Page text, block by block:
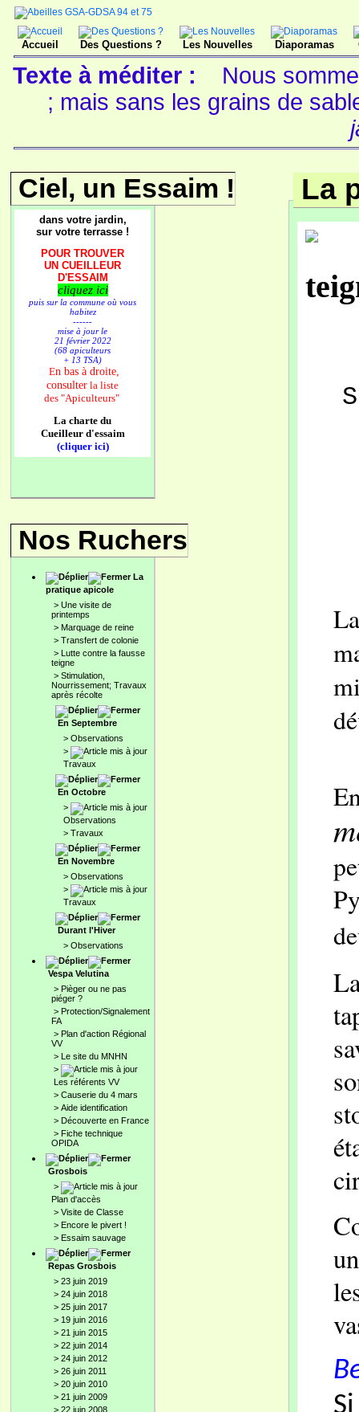
Accueil Des Questions ? Les Nouvelles Diaporamas
Texte à méditer :
Nous
; mais sans les grains de
Ciel, un Essaim !
dans votre jardin,
sur votre terrasse !
POUR TROUVER
UN CUEILLEUR
D'ESSAIM
cliquez ici
puis sur la commune où vous
habitez
------
mise à jour le
21 février 2022
(68 apiculteurs
+ 13 TSA)
En bas à droite,
consulter la liste
des "Apiculteurs"
La charte du
Cueilleur d'essaim
(cliquer ici)
Nos Ruchers
La
pratique apicole
> Une visite de
printemps
> Marquage de reine
> Transfert de colonie
> Lutte contre la fausse
teigne
> Stimulation,
Nourrissement; Travaux
après récolte
En Septembre
> Observations
>
Travaux
En Octobre
>
Observations
> Travaux
En Novembre
> Observations
>
Travaux
Durant l'Hiver
> Observations
Vespa Velutina
> Pièger ou ne pas
piéger ?
> Protection/Signalement
FA
> Plan d'action Régional
VV
> Le site du MNHN
>
Les référents VV
> Causerie du 4 mars
> Aide identification
> Découverte en France
> Fiche technique
OPIDA
Grosbois
>
Plan d'accès
> Visite de Classe
> Encore le pivert !
> Essaim sauvage
Repas Grosbois
> 23 juin 2019
> 24 juin 2018
> 25 juin 2017
> 19 juin 2016
> 21 juin 2015
> 22 juin 2014
> 24 juin 2012
> 26 juin 2011
> 20 juin 2010
> 21 juin 2009
> 22 juin 2008
La